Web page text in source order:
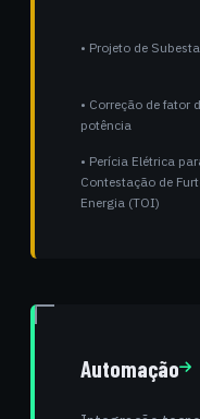
• Projeto de
• Correção de fator
potência
• Perícia Elétrica
Contestação de
Energia (TOI)
Automação